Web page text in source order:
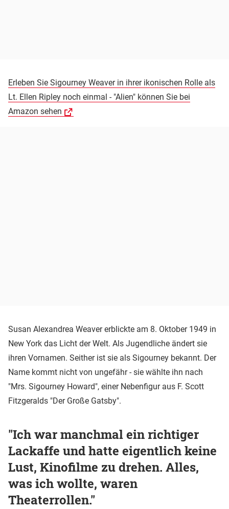
Erleben Sie Sigourney Weaver in ihrer ikonischen Rolle als
Lt. Ellen Ripley noch einmal - "Alien" können Sie bei
Amazon sehen
Susan Alexandrea Weaver erblickte am 8. Oktober 1949 in
New York das Licht der Welt. Als Jugendliche ändert sie
ihren Vornamen. Seither ist sie als Sigourney bekannt. Der
Name kommt nicht von ungefähr - sie wählte ihn nach
"Mrs. Sigourney Howard", einer Nebenfigur aus F. Scott
Fitzgeralds "Der Große Gatsby".
"Ich war manchmal ein richtiger
Lackaffe und hatte eigentlich keine
Lust, Kinofilme zu drehen. Alles,
was ich wollte, waren
Theaterrollen."